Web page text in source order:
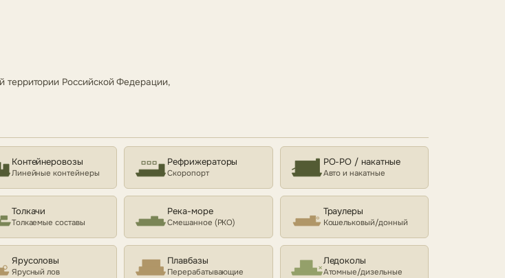
территории Российской Федерации,
Контейнеровозы
Линейные контейнеры
Рефрижераторы
Скоропорт
РО-РО / накатные
Авто и накатные
Толкачи
Толкаемые составы
Река-море
Смешанное (РКО)
Траулеры
Кошельковый/донный
Ярусоловы
Ярусный лов
Плавбазы
Перерабатывающие
Ледоколы
Атомные/дизельные